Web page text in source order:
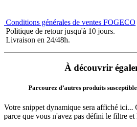
Conditions générales de ventes FOGECO
Politique de retour jusqu'à 10 jours.
Livraison en 24/48h.
À découvrir
Parcourez d’autres produits
Votre snippet dynamique sera affiché ici...
parce que vous n'avez pas défini le filtre et